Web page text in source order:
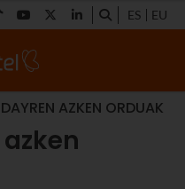
ES EU
AZKEN ORDUAK